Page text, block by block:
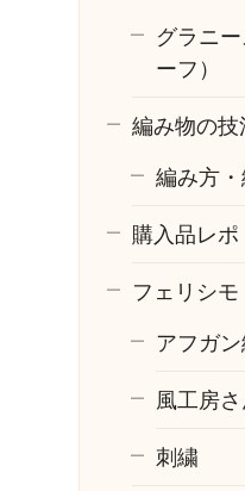
グラニ
ーフ）
編み物の技
編み方
購入品レポ
フェリシモ
アフガ
風工房
刺繍